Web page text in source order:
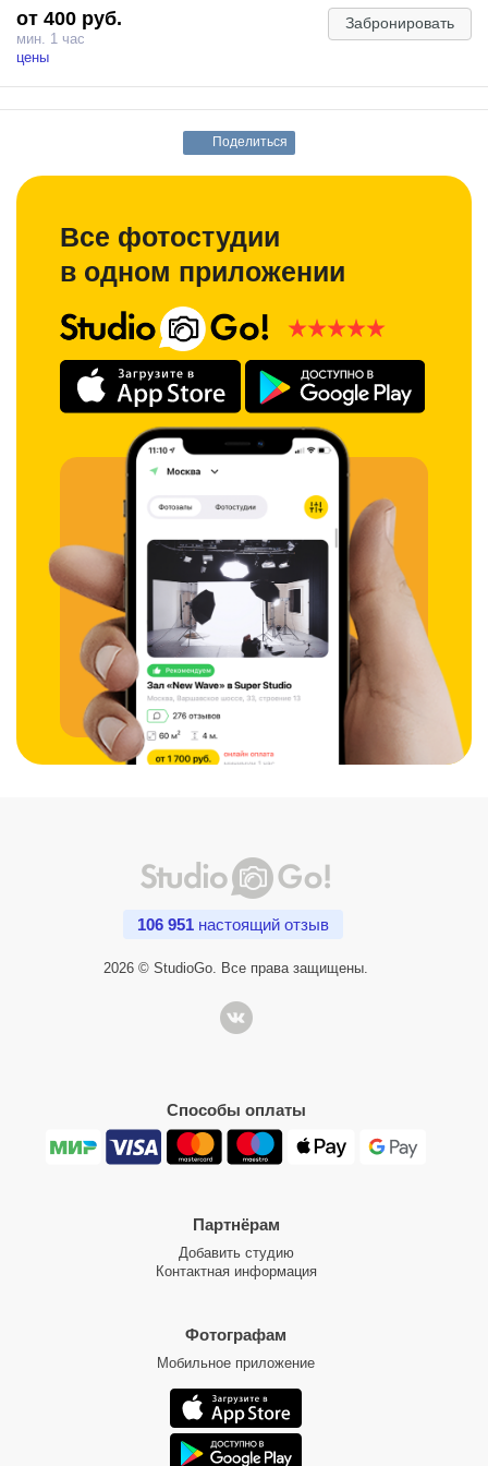
от 400 руб.
мин. 1 час
цены
Забронировать
Поделиться
Все фотостудии
в одном приложении
106 951 настоящий отзыв
2026 © StudioGo. Все права защищены.
Способы оплаты
Партнёрам
Добавить студию
Контактная информация
Фотографам
Мобильное приложение